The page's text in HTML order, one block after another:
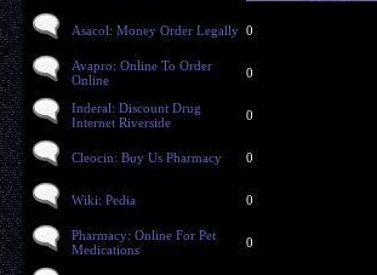
Asacol: Money Order Legally 0
Avapro: Online To Order
Online
0
Inderal: Discount Drug
Internet Riverside
0
Cleocin: Buy Us Pharmacy 0
Wiki: Pedia 0
Pharmacy: Online For Pet
Medications
0